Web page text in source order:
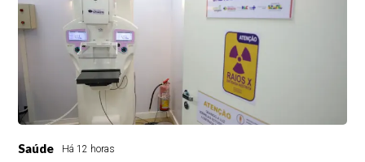
Saúde Há 12 horas